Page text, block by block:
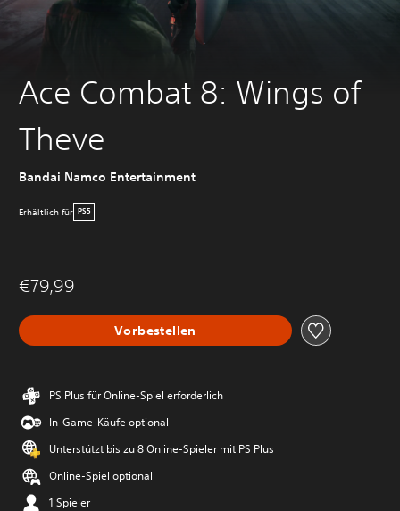
Ace Combat 8: Wings of
Theve
Bandai Namco Entertainment
Erhältlich für PS5
€79,99
Vorbestellen
PS Plus für Online-Spiel erforderlich
In-Game-Käufe optional
Unterstützt bis zu 8 Online-Spieler mit PS Plus
Online-Spiel optional
1 Spieler